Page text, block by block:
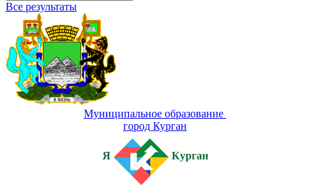
Все результаты
Муниципальное образование
город Курган
Я Курган